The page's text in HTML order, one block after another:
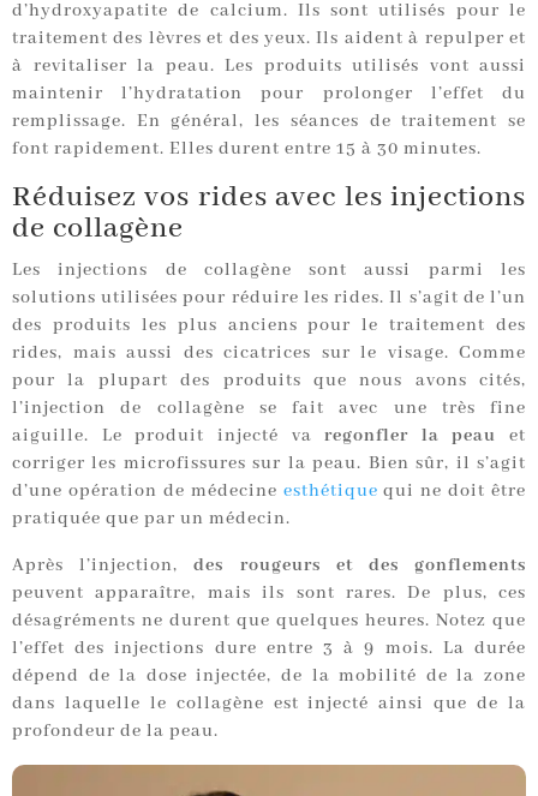
d’hydroxyapatite de calcium. Ils sont utilisés pour le
traitement des lèvres et des yeux. Ils aident à repulper et
à revitaliser la peau. Les produits utilisés vont aussi
maintenir l’hydratation pour prolonger l’effet du
remplissage. En général, les séances de traitement se
font rapidement. Elles durent entre 15 à 30 minutes.
Réduisez vos rides avec les injections
de collagène
Les injections de collagène sont aussi parmi les
solutions utilisées pour réduire les rides. Il s’agit de l’un
des produits les plus anciens pour le traitement des
rides, mais aussi des cicatrices sur le visage. Comme
pour la plupart des produits que nous avons cités,
l’injection de collagène se fait avec une très fine
aiguille. Le produit injecté varegonfler la peau et
corriger les microfissures sur la peau. Bien sûr, il s’agit
d’une opération de médecine esthétique qui ne doit être
pratiquée que par un médecin.
Après l’injection,des rougeurs et des gonflements
peuvent apparaître, mais ils sont rares. De plus, ces
désagréments ne durent que quelques heures. Notez que
l’effet des injections dure entre 3 à 9 mois. La durée
dépend de la dose injectée, de la mobilité de la zone
dans laquelle le collagène est injecté ainsi que de la
profondeur de la peau.